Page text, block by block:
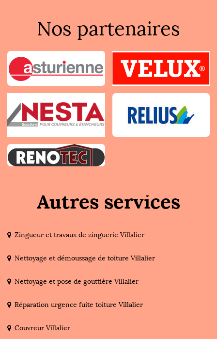
Nos partenaires
Autres services
Zingueur et travaux de zinguerie Villalier
Nettoyage et démoussage de toiture Villalier
Nettoyage et pose de gouttière Villalier
Réparation urgence fuite toiture Villalier
Couvreur Villalier